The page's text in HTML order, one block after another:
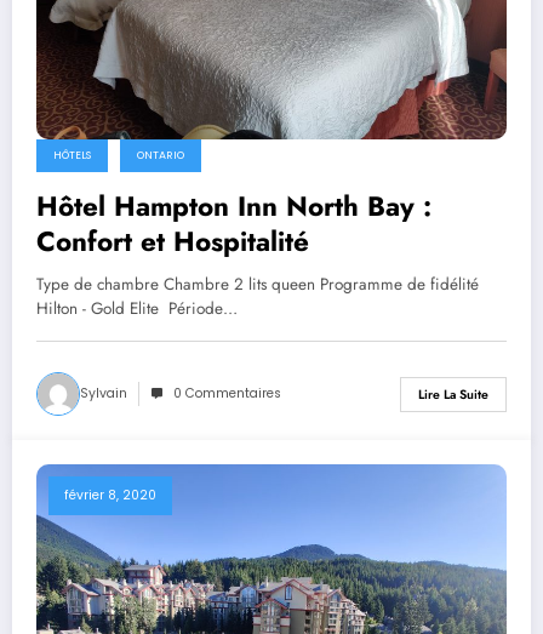
HÔTELS ONTARIO
Hôtel Hampton Inn North Bay :
Confort et Hospitalité
Type de chambre Chambre 2 lits queen Programme de fidélité
Hilton - Gold Elite Période…
Sylvain 0 Commentaires Lire La Suite
février 8, 2020